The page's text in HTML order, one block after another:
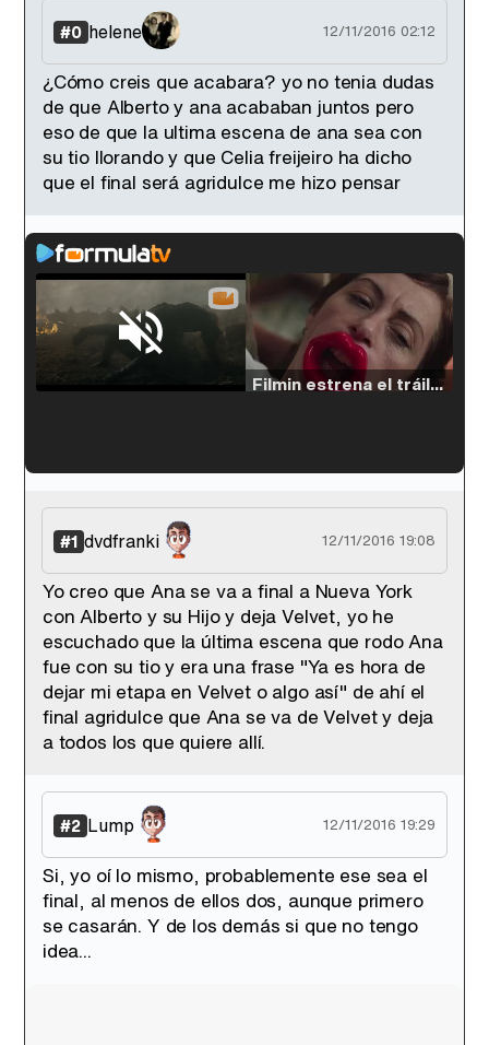
#0 helene 12/11/2016 02:12
¿Cómo creis que acabara? yo no tenia dudas
de que Alberto y ana acababan juntos pero
eso de que la ultima escena de ana sea con
su tio llorando y que Celia freijeiro ha dicho
que el final será agridulce me hizo pensar
Filmin estrena el tráiler de 'Millennial Mal', su nueva comedia universitaria de la mano de Lorena Iglesias
'120 Minutos' celebra sus 2.000 programas en Telemadrid con un vídeo del día a día en la redacción
Tráiler de '33 días', la nueva serie de Atresplayer con Julián Villagrán y José Manuel Poga
#1 dvdfranki 12/11/2016 19:08
Yo creo que Ana se va a final a Nueva York
con Alberto y su Hijo y deja Velvet, yo he
escuchado que la última escena que rodo Ana
fue con su tio y era una frase "Ya es hora de
dejar mi etapa en Velvet o algo así" de ahí el
final agridulce que Ana se va de Velvet y deja
a todos los que quiere allí.
#2 Lump 12/11/2016 19:29
Si, yo oí lo mismo, probablemente ese sea el
final, al menos de ellos dos, aunque primero
se casarán. Y de los demás si que no tengo
idea...